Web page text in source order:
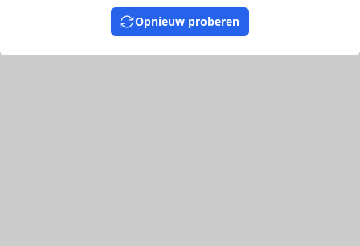
Opnieuw proberen